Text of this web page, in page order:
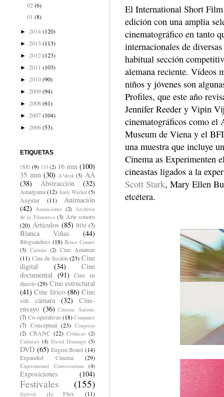
El International Short Film
edición con una amplia
cinematográfico en tanto
internacionales de
habitual sección
alemana reciente. Vídeos
niños y jóvenes son
Profiles, que este año
Jennifer Reeder y Vipin
cinematográficos como
Museum de Viena y el
una muestra que incluye
Cinema as Experimenten
cineastas ligados a la
Scott Stark, Mary Ellen
etcétera.
02 (6)
01 (8)
► 2014(120)
► 2013 (113)
► 2012(123)
► 2011 (103)
► 2010(90)
► 2009(94)
► 2008(61)
► 2007(104)
► 2006(53)
ETIQUETAS
(S8)(9) 133 (2) 16 mm (100)
35 mm (30) A*desk (5) AA
(38)
Abstracción (32)
Amalgama(12) Andy Warhol (5)
Angular (11)
Animación
(42)
Anotaciones (2)
Archivos
de la Filmoteca (3) Arte sonoro
(20) Artículos (85) BIM (7)
Blanca Viñas (44)
Blogsandocs (18) Bruce Conner
(5) Caimán (2) Cine Amateur
(11) Cine de ficción (23) Cine
digital
(34)
Cine
documental (91)
Cine en
directo (29) Cine estructural
(41) Cine lírico (86) Cine
sin cámara
(32)
Cine-
ensayo (36) Cinema Anèmic
(7) Co-operativas (18) Computer
(7)
Conceptual (23) Congreso
(2) CRANC (22) Crónicas (2)
Cultura/s (4) David Domingo (5)
DVD (65) Eugeni Bonet (14)
Expanded Cinema
(29)
Experimental Conversations (4)
Exposiciones (104)
Festivales (155)
flipbook (1) Flux (11)